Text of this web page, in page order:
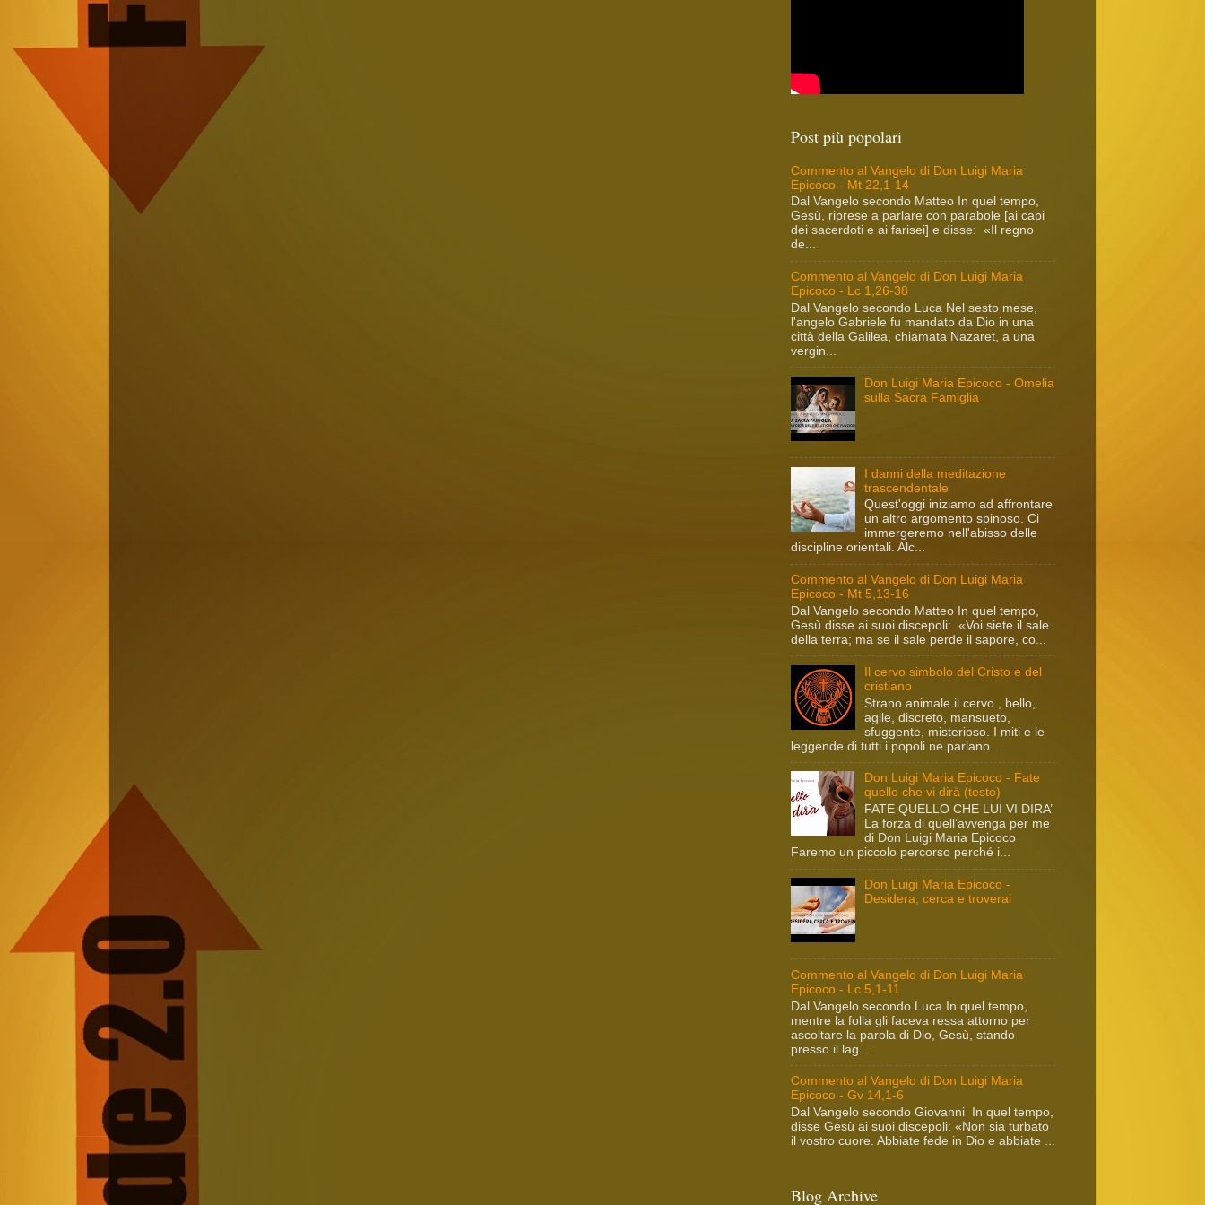
Post più popolari
Commento al Vangelo di Don Luigi Maria
Epicoco - Mt 22,1-14
Dal Vangelo secondo Matteo In quel tempo,
Gesù, riprese a parlare con parabole [ai capi
dei sacerdoti e ai farisei] e disse: «Il regno
de...
Commento al Vangelo di Don Luigi Maria
Epicoco - Lc 1,26-38
Dal Vangelo secondo Luca Nel sesto mese,
l'angelo Gabriele fu mandato da Dio in una
città della Galilea, chiamata Nazaret, a una
vergin...
Don Luigi Maria Epicoco - Omelia
sulla Sacra Famiglia
I danni della meditazione
trascendentale
Quest'oggi iniziamo ad affrontare
un altro argomento spinoso. Ci
immergeremo nell'abisso delle
discipline orientali. Alc...
Commento al Vangelo di Don Luigi Maria
Epicoco - Mt 5,13-16
Dal Vangelo secondo Matteo In quel tempo,
Gesù disse ai suoi discepoli: «Voi siete il sale
della terra; ma se il sale perde il sapore, co...
Il cervo simbolo del Cristo e del
cristiano
Strano animale il cervo , bello,
agile, discreto, mansueto,
sfuggente, misterioso. I miti e le
leggende di tutti i popoli ne parlano ...
Don Luigi Maria Epicoco - Fate
quello che vi dirà (testo)
FATE QUELLO CHE LUI VI DIRA’
La forza di quell’avvenga per me
di Don Luigi Maria Epicoco
Faremo un piccolo percorso perché i...
Don Luigi Maria Epicoco -
Desidera, cerca e troverai
Commento al Vangelo di Don Luigi Maria
Epicoco - Lc 5,1-11
Dal Vangelo secondo Luca In quel tempo,
mentre la folla gli faceva ressa attorno per
ascoltare la parola di Dio, Gesù, stando
presso il lag...
Commento al Vangelo di Don Luigi Maria
Epicoco - Gv 14,1-6
Dal Vangelo secondo Giovanni In quel tempo,
disse Gesù ai suoi discepoli: «Non sia turbato
il vostro cuore. Abbiate fede in Dio e abbiate ...
Blog Archive